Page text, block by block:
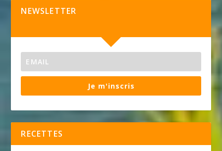
NEWSLETTER
Je m'inscris
RECETTES